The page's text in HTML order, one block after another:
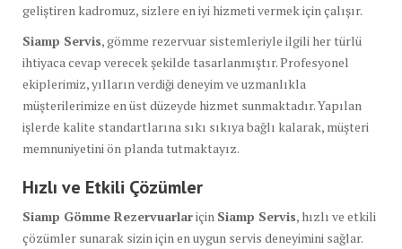
geliştiren kadromuz, sizlere en iyi hizmeti vermek için çalışır.
Siamp Servis, gömme rezervuar sistemleriyle ilgili her türlü
ihtiyaca cevap verecek şekilde tasarlanmıştır. Profesyonel
ekiplerimiz, yılların verdiği deneyim ve uzmanlıkla
müşterilerimize en üst düzeyde hizmet sunmaktadır. Yapılan
işlerde kalite standartlarına sıkı sıkıya bağlı kalarak, müşteri
memnuniyetini ön planda tutmaktayız.
Hızlı ve Etkili Çözümler
Siamp Gömme Rezervuarlariçin Siamp Servis, hızlı ve etkili
çözümler sunarak sizin için en uygun servis deneyimini sağlar.